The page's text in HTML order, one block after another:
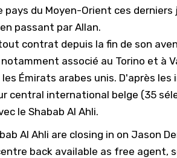
pays du Moyen-Orient ces derniers
passant par Allan.
contrat depuis la fin de son
notamment associé au Torino et à
Émirats arabes unis. D'après
central international belge (35
le Shabab Al Ahli.
Al Ahli are closing in on Jason
back available as free agent,